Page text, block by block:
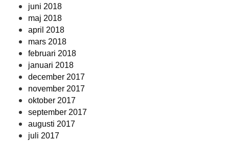
juni 2018
maj 2018
april 2018
mars 2018
februari 2018
januari 2018
december 2017
november 2017
oktober 2017
september 2017
augusti 2017
juli 2017